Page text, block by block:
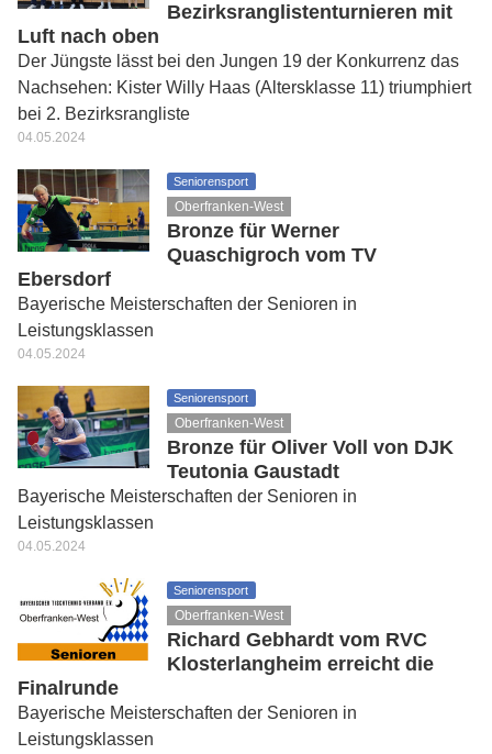
Bezirksranglistenturnieren mit
Luft nach oben
Der Jüngste lässt bei den Jungen 19 der Konkurrenz das
Nachsehen: Kister Willy Haas (Altersklasse 11) triumphiert
bei 2. Bezirksrangliste
04.05.2024
Seniorensport
Oberfranken-West
Bronze für Werner
Quaschigroch vom TV
Ebersdorf
Bayerische Meisterschaften der Senioren in
Leistungsklassen
04.05.2024
Seniorensport
Oberfranken-West
Bronze für Oliver Voll von DJK
Teutonia Gaustadt
Bayerische Meisterschaften der Senioren in
Leistungsklassen
04.05.2024
Seniorensport
Oberfranken-West
Richard Gebhardt vom RVC
Klosterlangheim erreicht die
Finalrunde
Bayerische Meisterschaften der Senioren in
Leistungsklassen